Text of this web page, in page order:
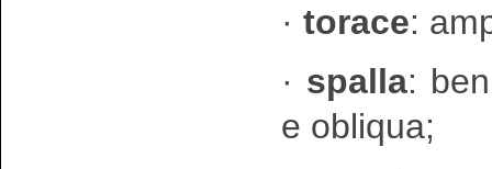
· torace:
· spalla:
e obliqua;